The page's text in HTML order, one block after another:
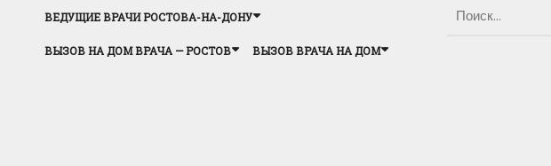
ВЕДУЩИЕ ВРАЧИ РОСТОВА-НА-ДОНУ
ВЫЗОВ НА ДОМ ВРАЧА — РОСТОВ ВЫЗОВ ВРАЧА НА ДОМ